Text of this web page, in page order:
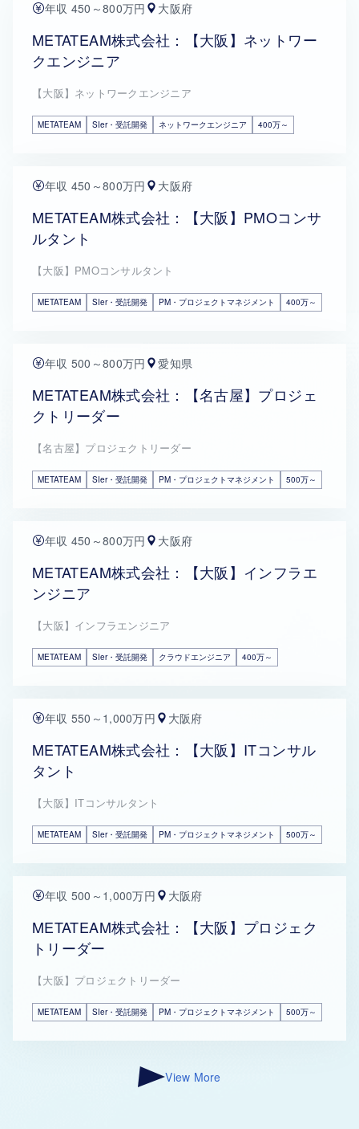
年収 450～800万円 大阪府
METATEAM株式会社：【大阪】ネットワー
クエンジニア
【大阪】ネットワークエンジニア
METATEAM SIer・受託開発 ネットワークエンジニア 400万～
年収 450～800万円 大阪府
METATEAM株式会社：【大阪】PMOコンサ
ルタント
【大阪】PMOコンサルタント
METATEAM SIer・受託開発 PM・プロジェクトマネジメント 400万～
年収 500～800万円 愛知県
METATEAM株式会社：【名古屋】プロジェ
クトリーダー
【名古屋】プロジェクトリーダー
METATEAM SIer・受託開発 PM・プロジェクトマネジメント 500万～
年収 450～800万円 大阪府
METATEAM株式会社：【大阪】インフラエ
ンジニア
【大阪】インフラエンジニア
METATEAM SIer・受託開発 クラウドエンジニア 400万～
年収 550～1,000万円 大阪府
METATEAM株式会社：【大阪】ITコンサル
タント
【大阪】ITコンサルタント
METATEAM SIer・受託開発 PM・プロジェクトマネジメント 500万～
年収 500～1,000万円 大阪府
METATEAM株式会社：【大阪】プロジェク
トリーダー
【大阪】プロジェクトリーダー
METATEAM SIer・受託開発 PM・プロジェクトマネジメント 500万～
View More